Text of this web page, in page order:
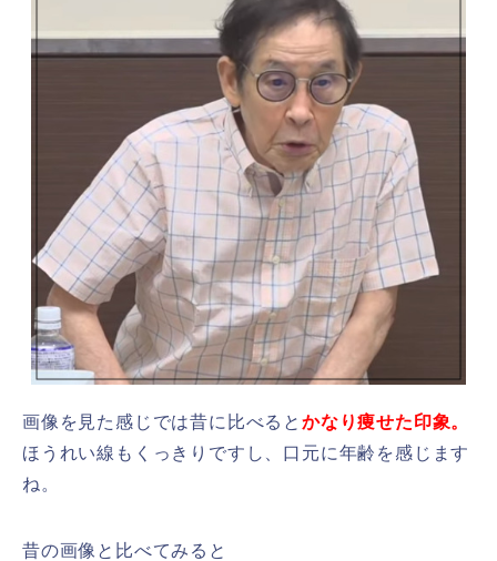
画像を見た感じでは昔に比べるとかなり痩せた印象。
ほうれい線もくっきりですし、口元に年齢を感じます
ね。
昔の画像と比べてみると